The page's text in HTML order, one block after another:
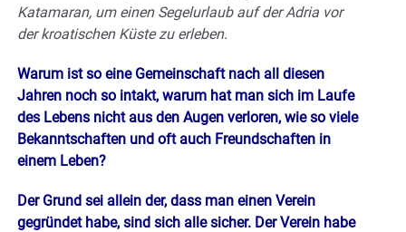
Katamaran, um einen Segelurlaub auf der Adria vor
der kroatischen Küste zu erleben.
Warum ist so eine Gemeinschaft nach all diesen
Jahren noch so intakt, warum hat man sich im Laufe
des Lebens nicht aus den Augen verloren, wie so viele
Bekanntschaften und oft auch Freundschaften in
einem Leben?
Der Grund sei allein der, dass man einen Verein
gegründet habe, sind sich alle sicher. Der Verein habe